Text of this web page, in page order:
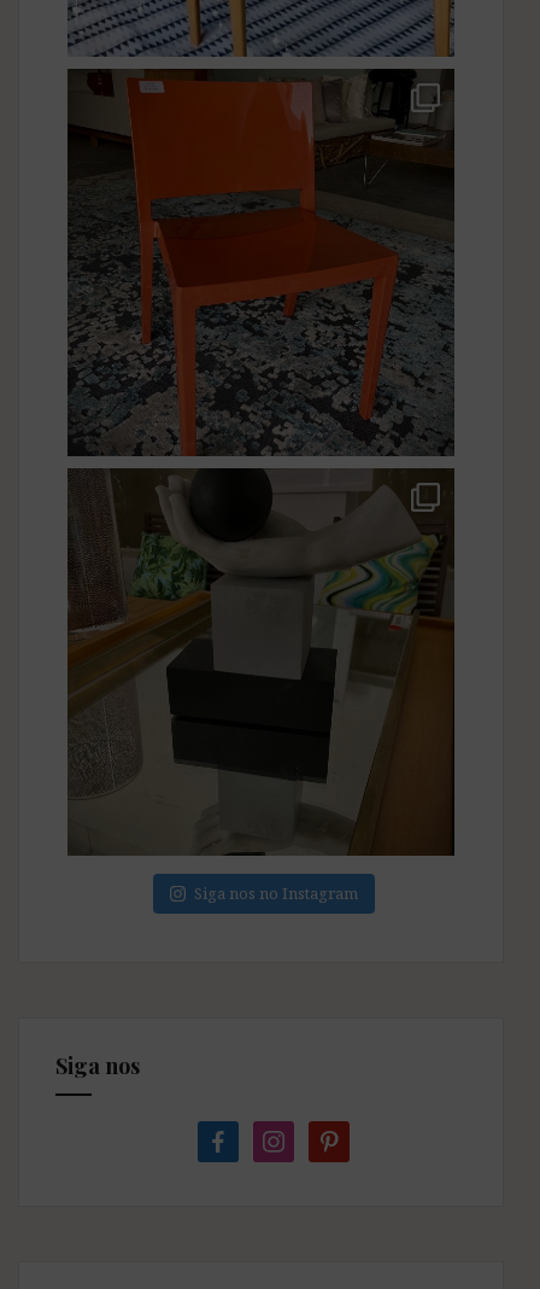
Siga nos no Instagram
Siga nos
facebookinstagrampinterest